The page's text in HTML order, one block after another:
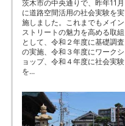
茨木市の中央通りで、昨年11月
に道路空間活用の社会実験を実
施しました。これまでもメイン
ストリートの魅力を高める取組
として、令和２年度に基礎調査
の実施、令和３年度にワークシ
ョップ、令和４年度に社会実験
を...